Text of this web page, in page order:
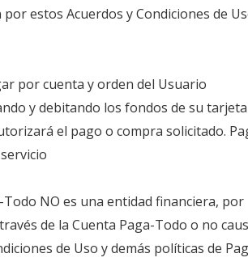
estos Acuerdos y Condiciones de
por cuenta y orden del Usuario
y debitando los fondos de su
el pago o compra solicitado.
NO es una entidad financiera, por
de la Cuenta Paga-Todo o no
de Uso y demás políticas de